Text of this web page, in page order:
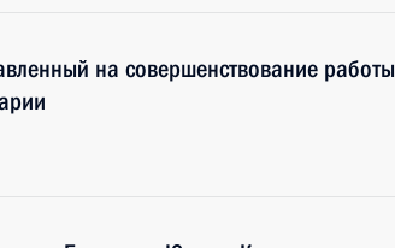
на совершенствование работы